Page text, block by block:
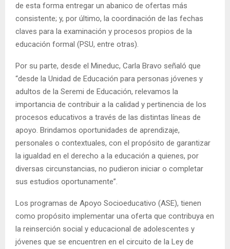
de esta forma entregar un abanico de ofertas más
consistente; y, por último, la coordinación de las fechas
claves para la examinación y procesos propios de la
educación formal (PSU, entre otras).
Por su parte, desde el Mineduc, Carla Bravo señaló que
“desde la Unidad de Educación para personas jóvenes y
adultos de la Seremi de Educación, relevamos la
importancia de contribuir a la calidad y pertinencia de los
procesos educativos a través de las distintas líneas de
apoyo. Brindamos oportunidades de aprendizaje,
personales o contextuales, con el propósito de garantizar
la igualdad en el derecho a la educación a quienes, por
diversas circunstancias, no pudieron iniciar o completar
sus estudios oportunamente”.
Los programas de Apoyo Socioeducativo (ASE), tienen
como propósito implementar una oferta que contribuya en
la reinserción social y educacional de adolescentes y
jóvenes que se encuentren en el circuito de la Ley de